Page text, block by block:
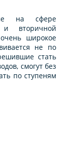
на сфере
и вторичной
широкое
не по
стать
смогут без
по ступеням